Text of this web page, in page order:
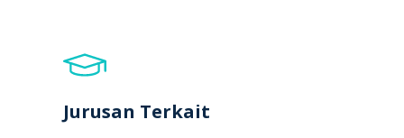
Jurusan Terkait